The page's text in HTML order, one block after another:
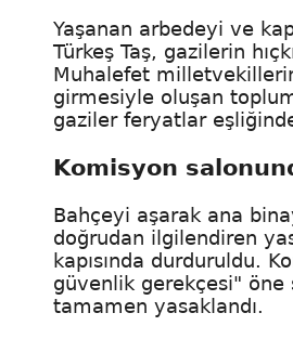
Yaşanan arbedeyi ve
Türkeş Taş, gazilerin
Muhalefet
girmesiyle oluşan
gaziler feryatlar
Komisyon
Bahçeyi aşarak ana
doğrudan ilgilendiren
kapısında durduruldu.
güvenlik gerekçesi"
tamamen yasaklandı.